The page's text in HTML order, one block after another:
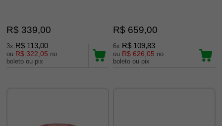
R$ 339,00
3x R$ 113,00
ou R$ 322,05 no
boleto ou pix
R$ 659,00
6x R$ 109,83
ou R$ 626,05 no
boleto ou pix